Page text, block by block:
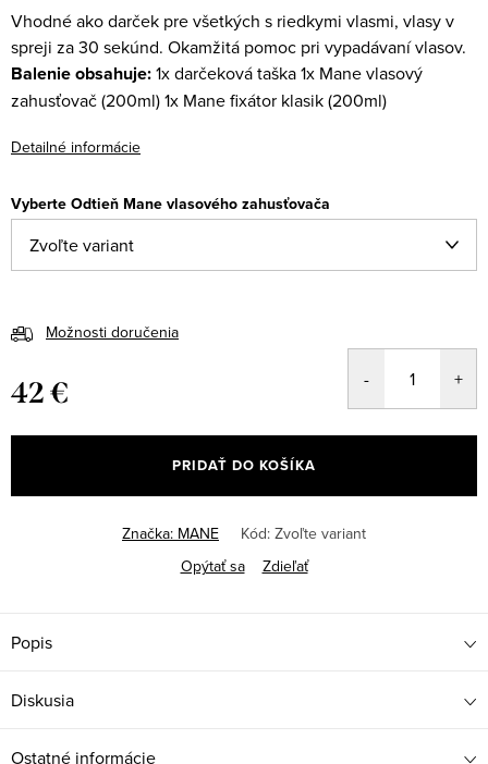
Vhodné ako darček pre všetkých s riedkymi vlasmi, vlasy v
spreji za 30 sekúnd. Okamžitá pomoc pri vypadávaní vlasov.
Balenie obsahuje:1x darčeková taška1x Mane vlasový
zahusťovač (200ml)1x Mane fixátor klasik (200ml)
Detailné informácie
Vyberte Odtieň Mane vlasového zahusťovača
Možnosti doručenia
42 €
cena:
PRIDAŤ DO KOŠÍKA
Značka: MANE Kód: Zvoľte variant
Opýtať sa
Zdieľať
Popis
Diskusia
Ostatné informácie